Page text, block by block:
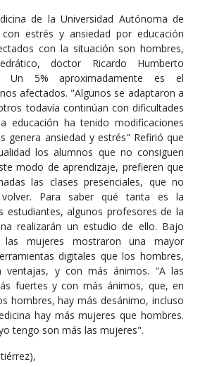
de la Universidad Autónoma de
estrés y ansiedad por educación
con la situación son hombres,
doctor Ricardo Humberto
Un 5% aproximadamente es el
afectados. "Algunos se adaptaron a
todavía continúan con dificultades
educación ha tenido modificaciones
genera ansiedad y estrés" Refirió que
los alumnos que no consiguen
modo de aprendizaje, prefieren que
las clases presenciales, que no
Para saber qué tanta es la
estudiantes, algunos profesores de la
realizarán un estudio de ello. Bajo
las mujeres mostraron una mayor
digitales que los hombres,
ventajas, y con más ánimos. "A las
fuertes y con más ánimos, que, en
hombres, hay más desánimo, incluso
hay más mujeres que hombres.
tengo son más las mujeres".